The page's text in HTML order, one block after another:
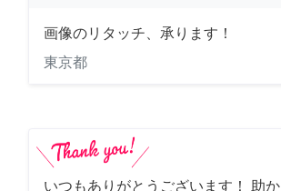
画像のリタッチ、承ります！
東京都
いつもありがとうございます！ 助か